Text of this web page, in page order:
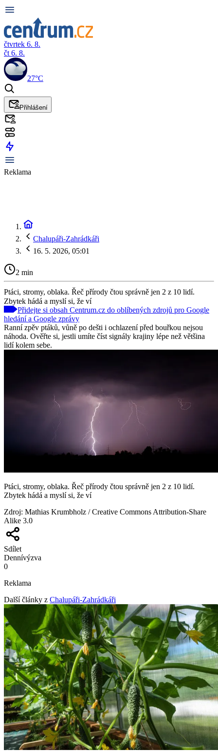
čtvrtek 6. 8.
čt 6. 8.
27°C
Přihlášení
Reklama
Chalupáři-Zahrádkáři
16. 5. 2026, 05:01
2 min
Ptáci, stromy, oblaka. Řeč přírody čtou správně jen 2 z 10 lidí.
Zbytek hádá a myslí si, že ví
Přidejte si obsah Centrum.cz do oblíbených zdrojů pro Google
hledání a Google zprávy
Ranní zpěv ptáků, vůně po dešti i ochlazení před bouřkou nejsou
náhoda. Ověřte si, jestli umíte číst signály krajiny lépe než většina
lidí kolem sebe.
Ptáci, stromy, oblaka. Řeč přírody čtou správně jen 2 z 10 lidí.
Zbytek hádá a myslí si, že ví
Zdroj: Mathias Krumbholz / Creative Commons Attribution-Share
Alike 3.0
Sdílet
Dennívýzva
0
Reklama
Další články z Chalupáři-Zahrádkáři